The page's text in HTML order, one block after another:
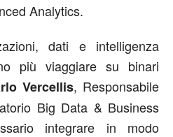
Analytics.
dati e intelligenza
più viaggiare su binari
Vercellis, Responsabile
Big Data & Business
integrare in modo